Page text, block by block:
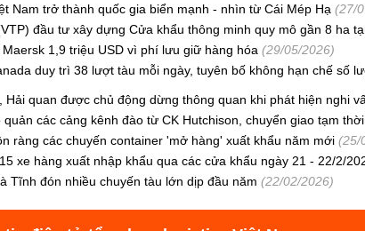
Nam trở thành quốc gia biển mạnh - nhìn từ Cái Mép Hạ (27/
đầu tư xây dựng Cửa khẩu thông minh quy mô gần 8 ha
Maersk 1,9 triệu USD vì phí lưu giữ hàng hóa (29/05/2026)
duy trì 38 lượt tàu mỗi ngày, tuyên bố không hạn chế số
Hải quan được chủ động dừng thông quan khi phát hiện nghi
quản các cảng kênh đào từ CK Hutchison, chuyển giao tạm
ràng các chuyến container 'mở hàng' xuất khẩu năm mới (25/
xe hàng xuất nhập khẩu qua các cửa khẩu ngày 21 - 22/2/
Tĩnh đón nhiều chuyến tàu lớn dịp đầu năm (22/02/2026)